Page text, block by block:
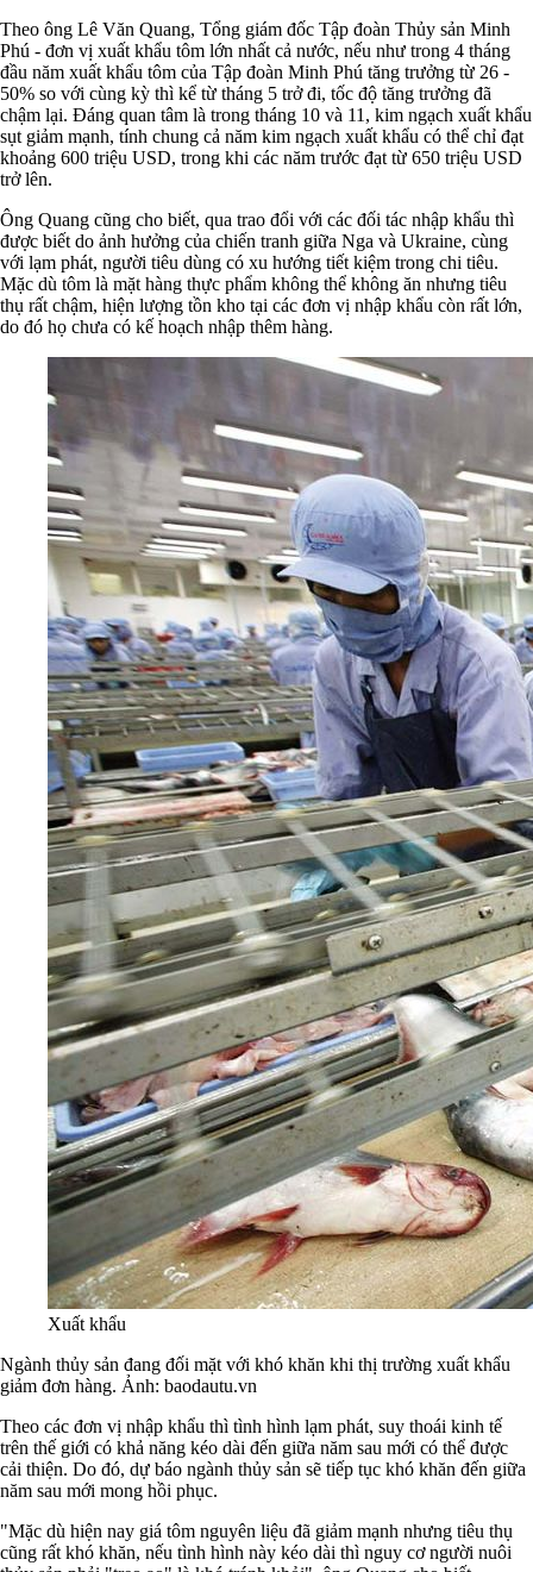
Theo ông Lê Văn Quang, Tổng giám đốc Tập đoàn Thủy sản Minh
Phú - đơn vị xuất khẩu tôm lớn nhất cả nước, nếu như trong 4 tháng
đầu năm xuất khẩu tôm của Tập đoàn Minh Phú tăng trưởng từ 26 -
50% so với cùng kỳ thì kể từ tháng 5 trở đi, tốc độ tăng trưởng đã
chậm lại. Đáng quan tâm là trong tháng 10 và 11, kim ngạch xuất khẩu
sụt giảm mạnh, tính chung cả năm kim ngạch xuất khẩu có thể chỉ đạt
khoảng 600 triệu USD, trong khi các năm trước đạt từ 650 triệu USD
trở lên.
Ông Quang cũng cho biết, qua trao đổi với các đối tác nhập khẩu thì
được biết do ảnh hưởng của chiến tranh giữa Nga và Ukraine, cùng
với lạm phát, người tiêu dùng có xu hướng tiết kiệm trong chi tiêu.
Mặc dù tôm là mặt hàng thực phẩm không thể không ăn nhưng tiêu
thụ rất chậm, hiện lượng tồn kho tại các đơn vị nhập khẩu còn rất lớn,
do đó họ chưa có kế hoạch nhập thêm hàng.
Xuất khẩu
Ngành thủy sản đang đối mặt với khó khăn khi thị trường xuất khẩu
giảm đơn hàng. Ảnh: baodautu.vn
Theo các đơn vị nhập khẩu thì tình hình lạm phát, suy thoái kinh tế
trên thế giới có khả năng kéo dài đến giữa năm sau mới có thể được
cải thiện. Do đó, dự báo ngành thủy sản sẽ tiếp tục khó khăn đến giữa
năm sau mới mong hồi phục.
"Mặc dù hiện nay giá tôm nguyên liệu đã giảm mạnh nhưng tiêu thụ
cũng rất khó khăn, nếu tình hình này kéo dài thì nguy cơ người nuôi